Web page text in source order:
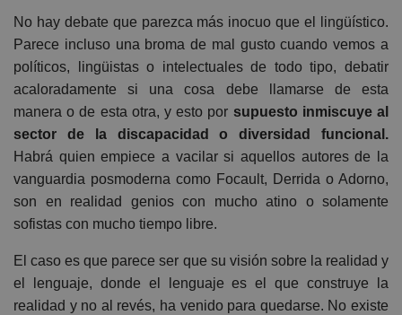
No hay debate que parezca más inocuo que el lingüístico.
Parece incluso una broma de mal gusto cuando vemos a
políticos, lingüistas o intelectuales de todo tipo, debatir
acaloradamente si una cosa debe llamarse de esta
manera o de esta otra, y esto por supuesto inmiscuye al
sector de la discapacidad o diversidad funcional.
Habrá quien empiece a vacilar si aquellos autores de la
vanguardia posmoderna como Focault, Derrida o Adorno,
son en realidad genios con mucho atino o solamente
sofistas con mucho tiempo libre.
El caso es que parece ser que su visión sobre la realidad y
el lenguaje, donde el lenguaje es el que construye la
realidad y no al revés, ha venido para quedarse. No existe